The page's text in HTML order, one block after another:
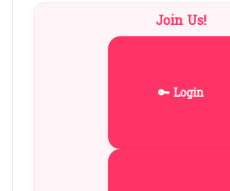
Join Us!
🔑 Login